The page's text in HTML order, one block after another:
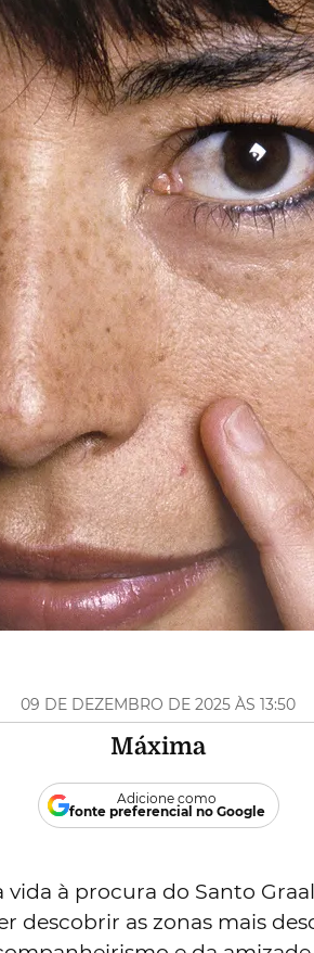
09 DE DEZEMBRO DE 2025 ÀS 13:50
Máxima
Adicione como
fonte preferencial no Google
vida à procura do Santo
descobrir as zonas mais